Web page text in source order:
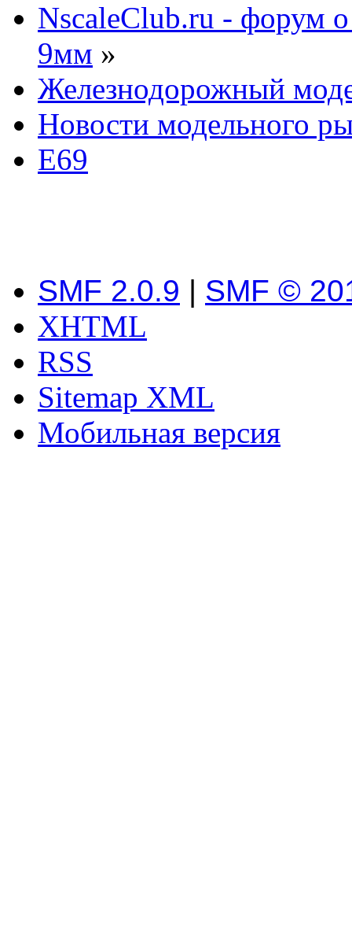
NscaleClub.ru - форум
9мм »
Железнодорожный
Новости модельного
E69
SMF 2.0.9 | SMF ©
XHTML
RSS
Sitemap XML
Мобильная версия